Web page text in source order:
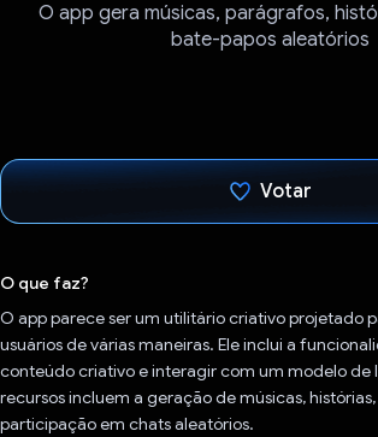
O app gera músicas, parágrafos,
bate-papos aleatórios
Votar
O que faz?
O app parece ser um utilitário criativo projetado
usuários de várias maneiras. Ele inclui a
conteúdo criativo e interagir com um modelo de
recursos incluem a geração de músicas,
participação em chats aleatórios.